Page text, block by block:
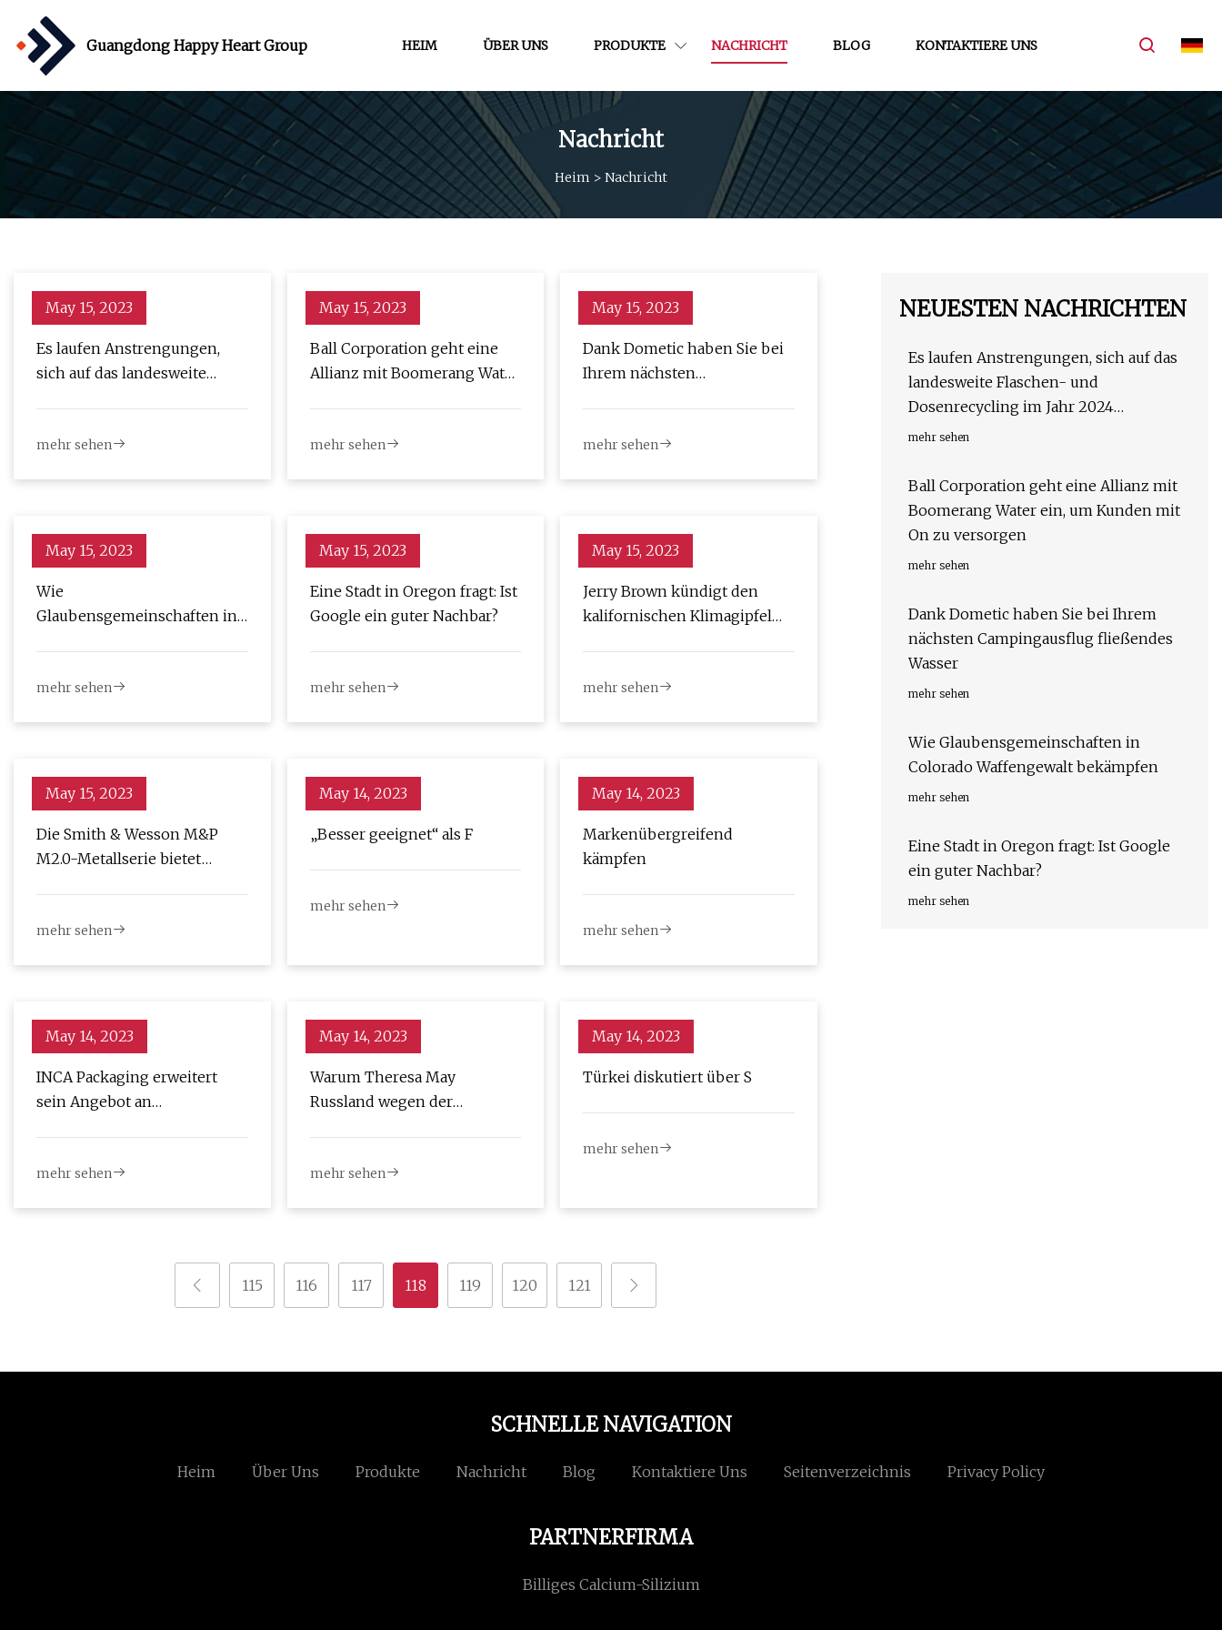
Guangdong Happy Heart Group HEIM ÜBER UNS PRODUKTE NACHRICHT BLOG KONTAKTIERE UNS
Nachricht
Heim > Nachricht
May 15, 2023
Es laufen Anstrengungen,
sich auf das landesweite
vorzubereiten
mehr sehen
May 15, 2023
Ball Corporation geht eine
Allianz mit Boomerang Water
mehr sehen
May 15, 2023
Dank Dometic haben Sie bei
Ihrem nächsten
mehr sehen
May 15, 2023
Wie
Glaubensgemeinschaften in
mehr sehen
May 15, 2023
Eine Stadt in Oregon fragt: Ist
Google ein guter Nachbar?
mehr sehen
May 15, 2023
Jerry Brown kündigt den
kalifornischen Klimagipfel
mehr sehen
May 15, 2023
Die Smith & Wesson M&P
M2.0-Metallserie bietet
mehr sehen
May 14, 2023
„Besser geeignet“ als F
mehr sehen
May 14, 2023
Markenübergreifend
kämpfen
mehr sehen
May 14, 2023
INCA Packaging erweitert
sein Angebot an
mehr sehen
May 14, 2023
Warum Theresa May
Russland wegen der
mehr sehen
May 14, 2023
Türkei diskutiert über S
mehr sehen
115 116 117 118 119 120 121
NEUESTEN NACHRICHTEN
Es laufen Anstrengungen, sich auf das
landesweite Flaschen- und
Dosenrecycling im Jahr 2024
vorzubereiten
mehr sehen
Ball Corporation geht eine Allianz mit
Boomerang Water ein, um Kunden mit
On zu versorgen
mehr sehen
Dank Dometic haben Sie bei Ihrem
nächsten Campingausflug fließendes
Wasser
mehr sehen
Wie Glaubensgemeinschaften in
Colorado Waffengewalt bekämpfen
mehr sehen
Eine Stadt in Oregon fragt: Ist Google
ein guter Nachbar?
mehr sehen
SCHNELLE NAVIGATION
Heim Über Uns Produkte Nachricht Blog Kontaktiere Uns Seitenverzeichnis Privacy Policy
PARTNERFIRMA
Billiges Calcium-Silizium